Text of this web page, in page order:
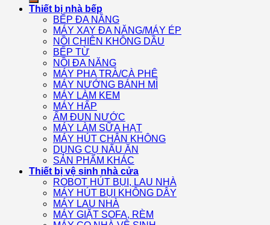
Thiết bị nhà bếp
BẾP ĐA NĂNG
MÁY XAY ĐA NĂNG/MÁY ÉP
NỒI CHIÊN KHÔNG DẦU
BẾP TỪ
NỒI ĐA NĂNG
MÁY PHA TRÀ/CÀ PHÊ
MÁY NƯỚNG BÁNH MÌ
MÁY LÀM KEM
MÁY HẤP
ẤM ĐUN NƯỚC
MÁY LÀM SỮA HẠT
MÁY HÚT CHÂN KHÔNG
DỤNG CỤ NẤU ĂN
SẢN PHẨM KHÁC
Thiết bị vệ sinh nhà cửa
ROBOT HÚT BỤI, LAU NHÀ
MÁY HÚT BỤI KHÔNG DÂY
MÁY LAU NHÀ
MÁY GIẶT SOFA, RÈM